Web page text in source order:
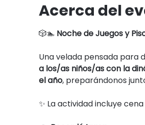
Acerca del
🎲🏊 Noche de Juegos y
Una velada pensada para
a los/as niños/as con la
el año, preparándonos
✨ La actividad incluye